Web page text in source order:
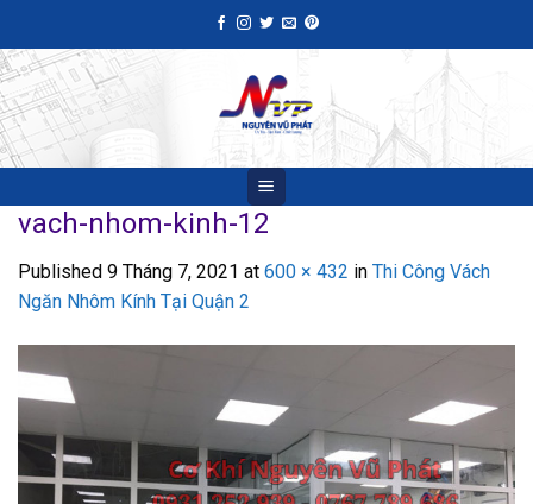
to
content
vach-nhom-kinh-12
Published 9 Tháng 7, 2021 at 600 × 432 in Thi Công Vách
Ngăn Nhôm Kính Tại Quận 2